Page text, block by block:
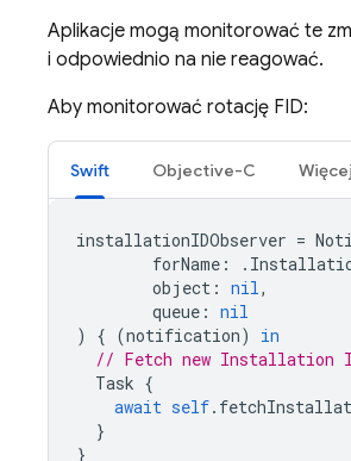
Aplikacje mogą monitorować te
i odpowiednio na nie reagować.
Aby monitorować rotację FID:
Swift Objective-C Więcej
installationIDObserver =
forName : .
object : nil,
queue : nil
)
{ (notification)
in
// Fetch new Installation
Task {
await self.
}
}